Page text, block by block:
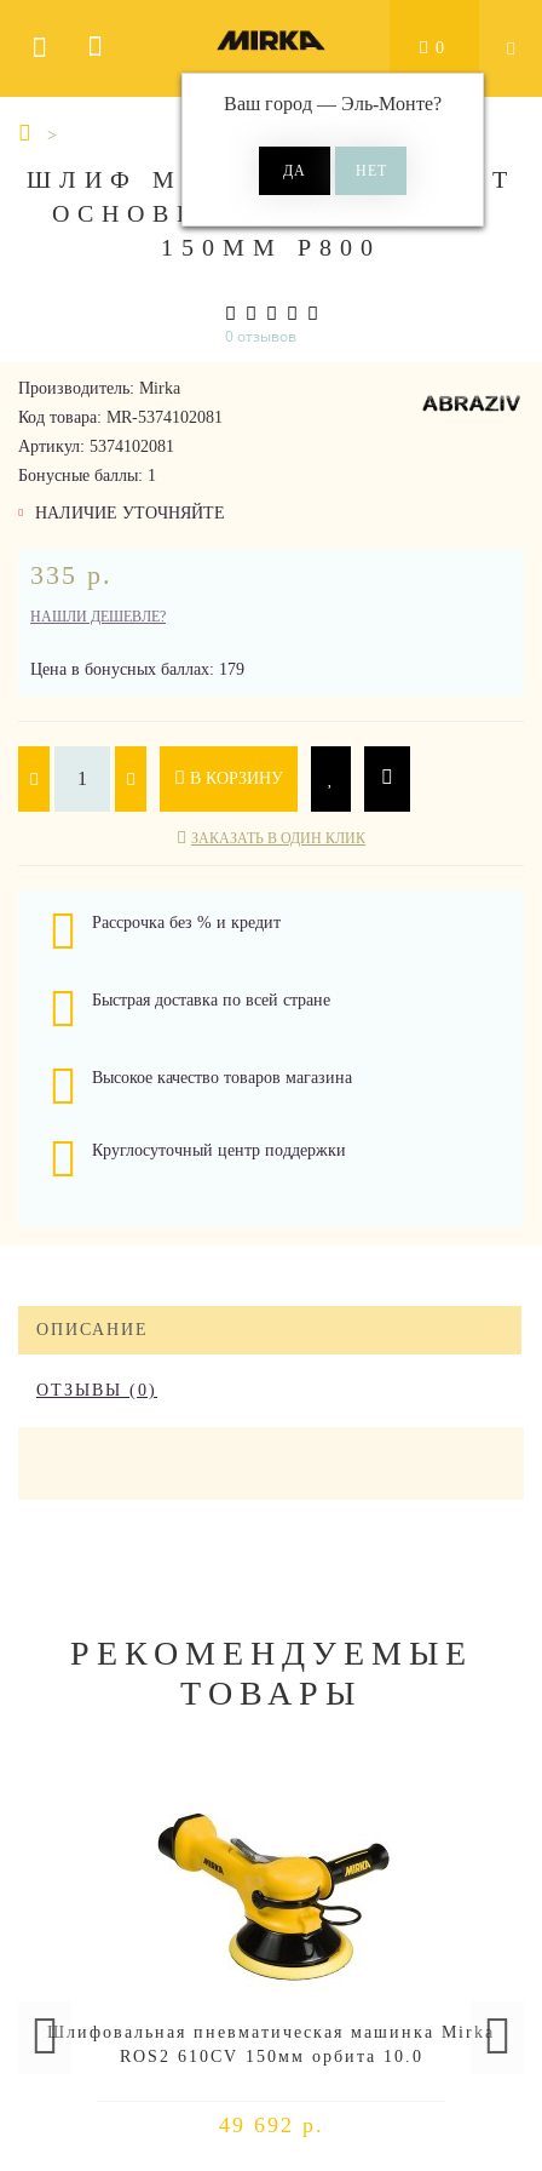
Ваш город — Эль-Монте?
0
ШЛИФ МАТ НА СЕТЧ СИНТ
ОСНОВЕ ABRANET SOFT
150ММ Р800
0 отзывов
Производитель: Mirka
Код товара: MR-5374102081
Артикул: 5374102081
Бонусные баллы: 1
НАЛИЧИЕ УТОЧНЯЙТЕ
335 р.
НАШЛИ ДЕШЕВЛЕ?
Цена в бонусных баллах: 179
В КОРЗИНУ
ЗАКАЗАТЬ В ОДИН КЛИК
Рассрочка без % и кредит
Быстрая доставка по всей стране
Высокое качество товаров магазина
Круглосуточный центр поддержки
ОПИСАНИЕ
ОТЗЫВЫ (0)
РЕКОМЕНДУЕМЫЕ
ТОВАРЫ
Шлифовальная пневматическая машинка Mirka
ROS2 610CV 150мм орбита 10.0
49 692 р.